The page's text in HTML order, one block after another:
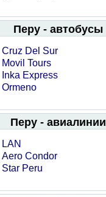
Перу - автобусы
Cruz Del Sur
Movil Tours
Inka Express
Ormeno
Перу - авиалинии
LAN
Aero Condor
Star Peru